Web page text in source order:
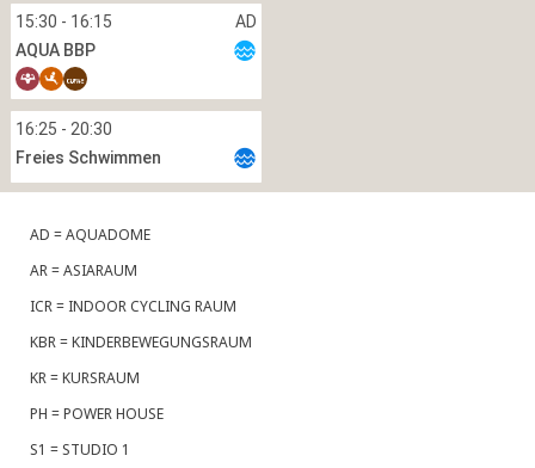
AD = AQUADOME
AR = ASIARAUM
ICR = INDOOR CYCLING RAUM
KBR = KINDERBEWEGUNGSRAUM
KR = KURSRAUM
PH = POWER HOUSE
S1 = STUDIO 1